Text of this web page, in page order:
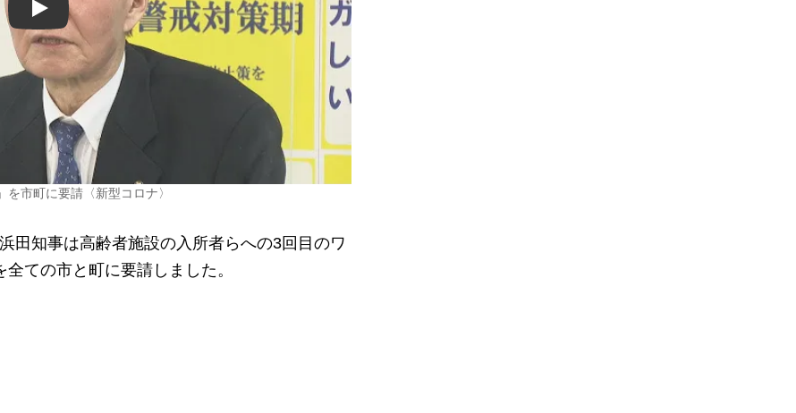
Play
市町に要請〈新型コロナ〉
田知事は高齢者施設の入所者らへの3回目のワ
ての市と町に要請しました。